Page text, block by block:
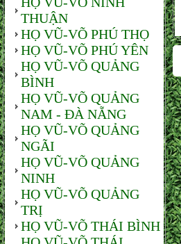
THUẬN
HỌ VŨ-VÕ PHÚ THỌ
HỌ VŨ-VÕ PHÚ YÊN
HỌ VŨ-VÕ QUẢNG
BÌNH
HỌ VŨ-VÕ QUẢNG
NAM - ĐÀ NẴNG
HỌ VŨ-VÕ QUẢNG
NGÃI
HỌ VŨ-VÕ QUẢNG
NINH
HỌ VŨ-VÕ QUẢNG
TRỊ
HỌ VŨ-VÕ THÁI BÌNH